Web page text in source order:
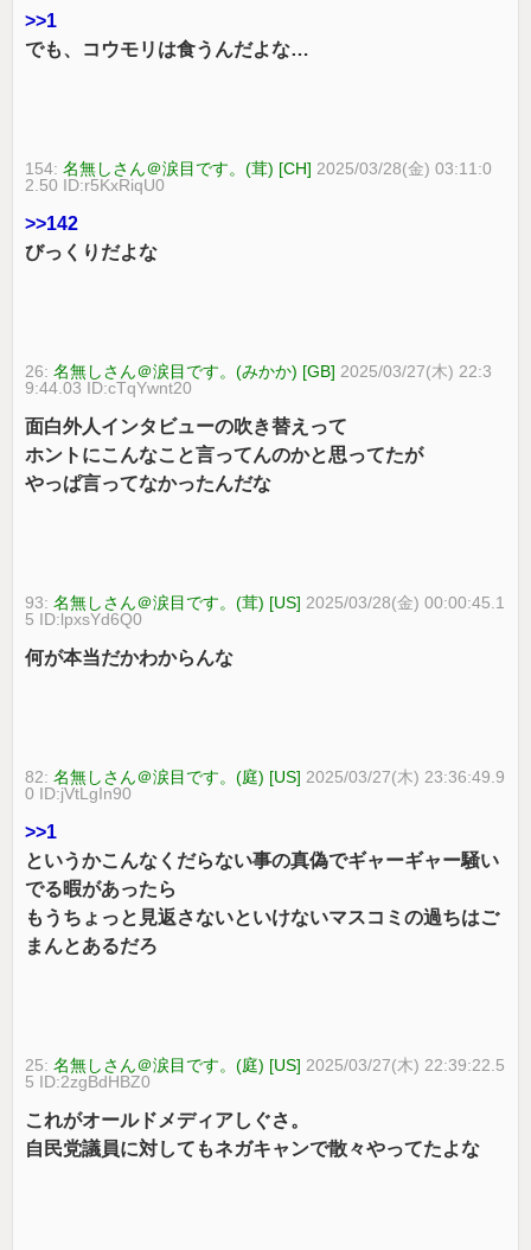
>>1
でも、コウモリは食うんだよな…
154:名無しさん＠涙目です。(茸) [CH] 2025/03/28(金) 03:11:0
2.50 ID:r5KxRiqU0
>>142
びっくりだよな
26:名無しさん＠涙目です。(みかか) [GB] 2025/03/27(木) 22:3
9:44.03 ID:cTqYwnt20
面白外人インタビューの吹き替えって
ホントにこんなこと言ってんのかと思ってたが
やっぱ言ってなかったんだな
93:名無しさん＠涙目です。(茸) [US] 2025/03/28(金) 00:00:45.1
5 ID:lpxsYd6Q0
何が本当だかわからんな
82:名無しさん＠涙目です。(庭) [US] 2025/03/27(木) 23:36:49.9
0 ID:jVtLgIn90
>>1
というかこんなくだらない事の真偽でギャーギャー騒い
でる暇があったら
もうちょっと見返さないといけないマスコミの過ちはご
まんとあるだろ
25:名無しさん＠涙目です。(庭) [US] 2025/03/27(木) 22:39:22.5
5 ID:2zgBdHBZ0
これがオールドメディアしぐさ。
自民党議員に対してもネガキャンで散々やってたよな